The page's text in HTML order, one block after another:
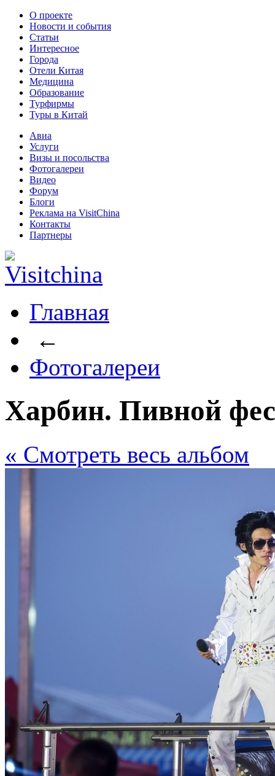
О проекте
Новости и события
Статьи
Интересное
Города
Отели Китая
Медицина
Образование
Турфирмы
Туры в Китай
Авиа
Услуги
Визы и посольства
Фотогалереи
Видео
Форум
Блоги
Реклама на VisitChina
Контакты
Партнеры
Главная
←
Фотогалереи
Харбин. Пивной
« Cмотреть весь альбом